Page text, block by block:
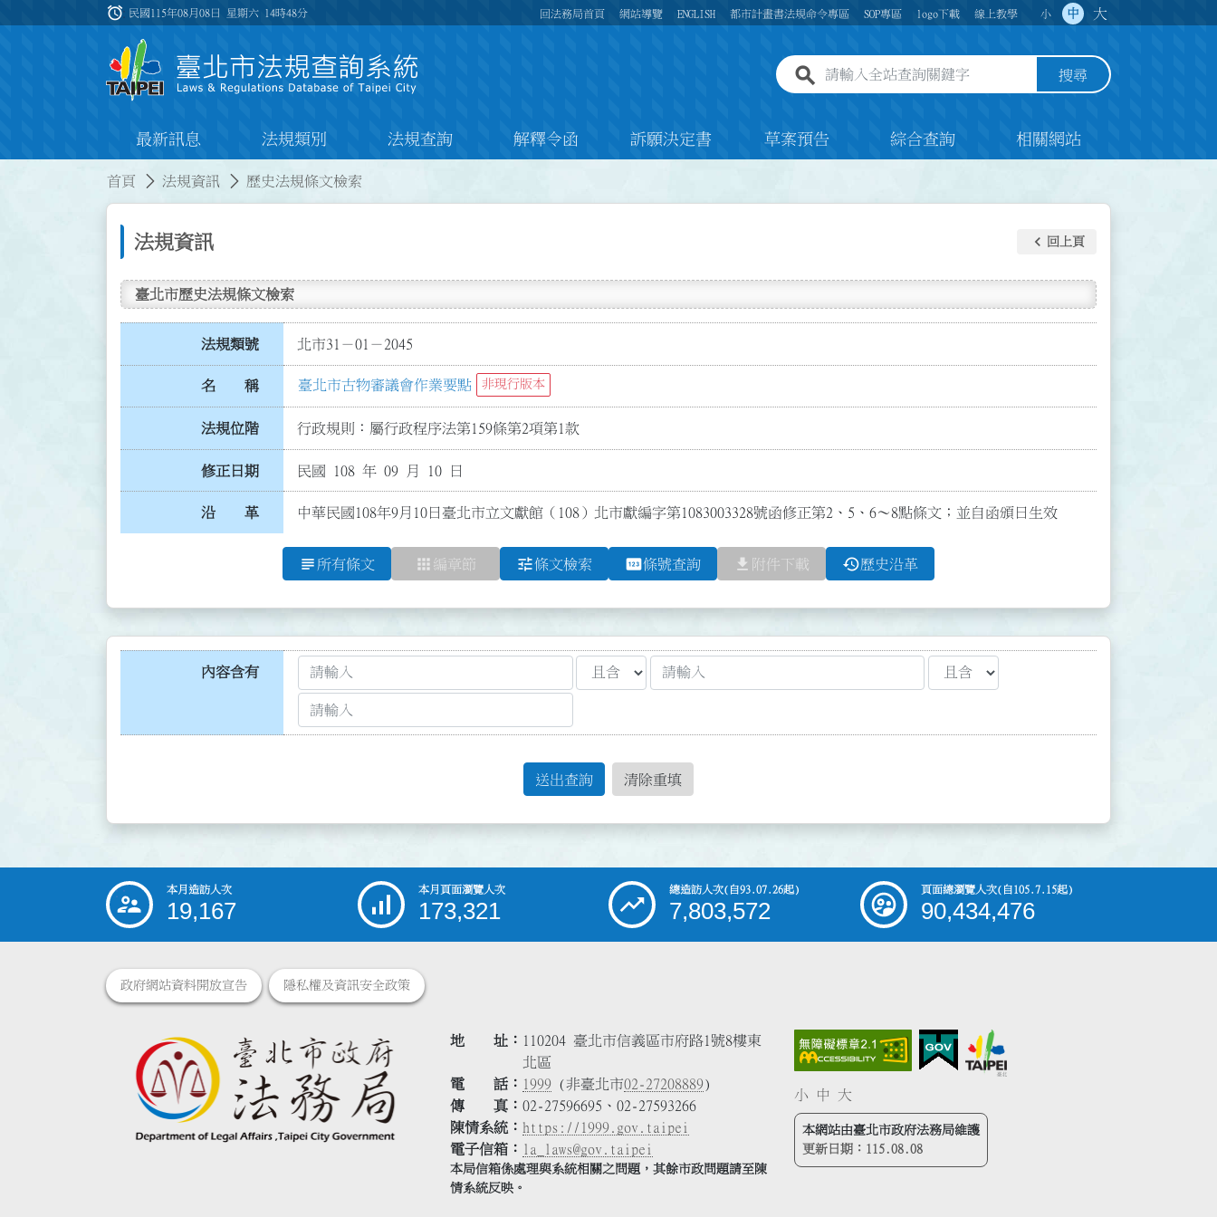
:::
alarm 民國115年08月08日 星期六 14時48分 回法務局首頁 網站導覽 ENGLISH 都市計畫書法規命令專區 SOP專區 logo下載 線上教學 小 中 大
全站查詢關鍵字欄位 搜尋
最新訊息 法規類別 法規查詢 解釋令函 訴願決定書 草案預告 綜合查詢 相關網站
首頁 法規資訊 歷史法規條文檢索
法規資訊 keyboard_arrow_left 回上頁
臺北市歷史法規條文檢索
法規類號 北市31－01－2045
名 稱 臺北市古物審議會作業要點 非現行版本
法規位階 行政規則：屬行政程序法第159條第2項第1款
修正日期 民國 108 年 09 月 10 日
沿 革 中華民國108年9月10日臺北市立文獻館（108）北市獻編字第1083003328號函修正第2、5、6～8點條文；並自函頒日生效
subject 所有條文 apps 編章節 tune條文檢索 pin條號查詢 file_download 附件下載 history歷史沿革
內容含有
送出查詢 清除重填
::: 本月造訪人次
19,167
本月頁面瀏覽人次
173,321
總造訪人次(自93.07.26起)
7,803,572
頁面總瀏覽人次(自105.7.15起)
90,434,476
政府網站資料開放宣告 隱私權及資訊安全政策
地 址
110204 臺北市信義區市府路1號8樓東
北區
電 話
1999 (非臺北市02-27208889)
傳 真
02-27596695、02-27593266
陳情系統
https://1999.gov.taipei
電子信箱
la_laws@gov.taipei
本局信箱係處理與系統相關之問題，其餘市政問題請至陳
情系統反映。
小 中 大
本網站由臺北市政府法務局維護
更新日期： 115.08.08